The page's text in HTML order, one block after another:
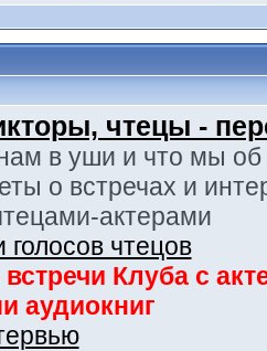
чтецы -
нам в уши и что мы
о встречах и
актерами
чтецов
Клуба с
аудиокниг